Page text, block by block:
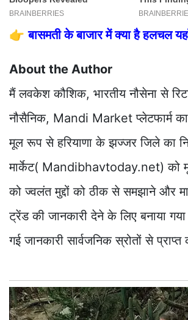
👉बासमती के बाजार में क्या है हलचल
About the Author
मैं लवकेश कौशिक, भारतीय नौसेना से
नौसैनिक, Mandi Market प्लेटफार्म
मूल रूप से हरियाणा के झज्जर जिले का
मार्केट( Mandibhavtoday.net) को
को ज्वलंत मुद्दों को ठीक से समझाने और
ट्रेंड की जानकारी देने के लिए बनाया गया
गई जानकारी सार्वजनिक स्रोतों से प्राप्त